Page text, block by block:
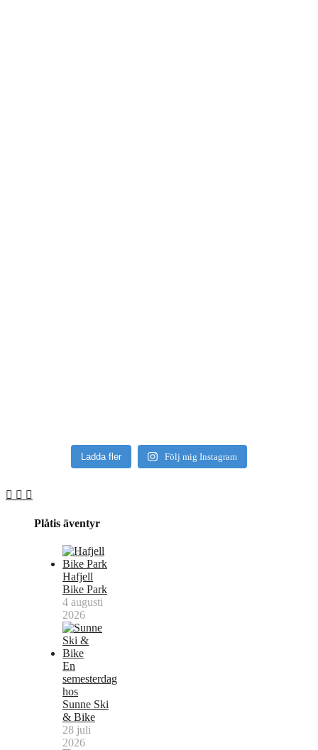
Ladda fler Följ mig Instagram
Plåtis äventyr
Hafjell
Bike Park
4 augusti
2026
En
semesterdag
hos
Sunne Ski
& Bike
28 juli
2026